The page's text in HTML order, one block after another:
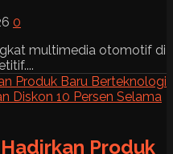
0
multimedia otomotif di
Produk